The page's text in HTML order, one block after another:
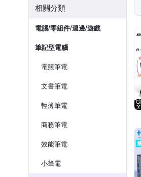
相關分類
電腦/零組件/週邊/遊戲
筆記型電腦
電競筆電
文書筆電
輕薄筆電
商務筆電
效能筆電
小筆電